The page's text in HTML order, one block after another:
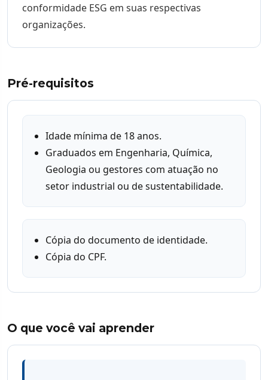
conformidade ESG em suas respectivas
organizações.
Pré-requisitos
Idade mínima de 18 anos.
Graduados em Engenharia, Química,
Geologia ou gestores com atuação no
setor industrial ou de sustentabilidade.
Cópia do documento de identidade.
Cópia do CPF.
O que você vai aprender